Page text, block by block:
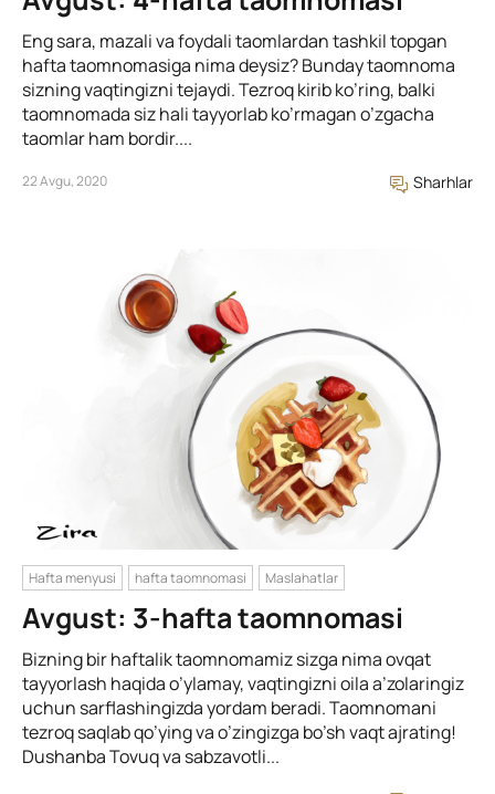
Eng sara, mazali va foydali taomlardan tashkil topgan
hafta taomnomasiga nima deysiz? Bunday taomnoma
sizning vaqtingizni tejaydi. Tezroq kirib ko’ring, balki
taomnomada siz hali tayyorlab ko’rmagan o’zgacha
taomlar ham bordir....
22 Avgu, 2020 Sharhlar
Hafta menyusi hafta taomnomasi Maslahatlar
Avgust: 3-hafta taomnomasi
Bizning bir haftalik taomnomamiz sizga nima ovqat
tayyorlash haqida o’ylamay, vaqtingizni oila a’zolaringiz
uchun sarflashingizda yordam beradi. Taomnomani
tezroq saqlab qo’ying va o’zingizga bo’sh vaqt ajrating!
Dushanba Tovuq va sabzavotli...